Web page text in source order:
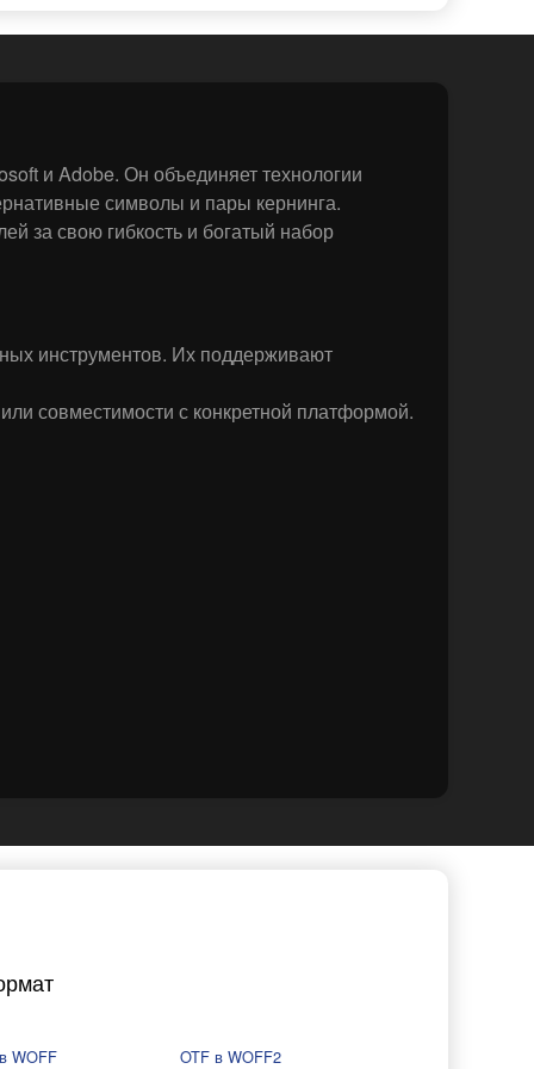
и Adobe. Он объединяет технологии
символы и пары кернинга.
за свою гибкость и богатый набор
инструментов. Их поддерживают
совместимости с конкретной платформой.
WOFF OTF в WOFF2